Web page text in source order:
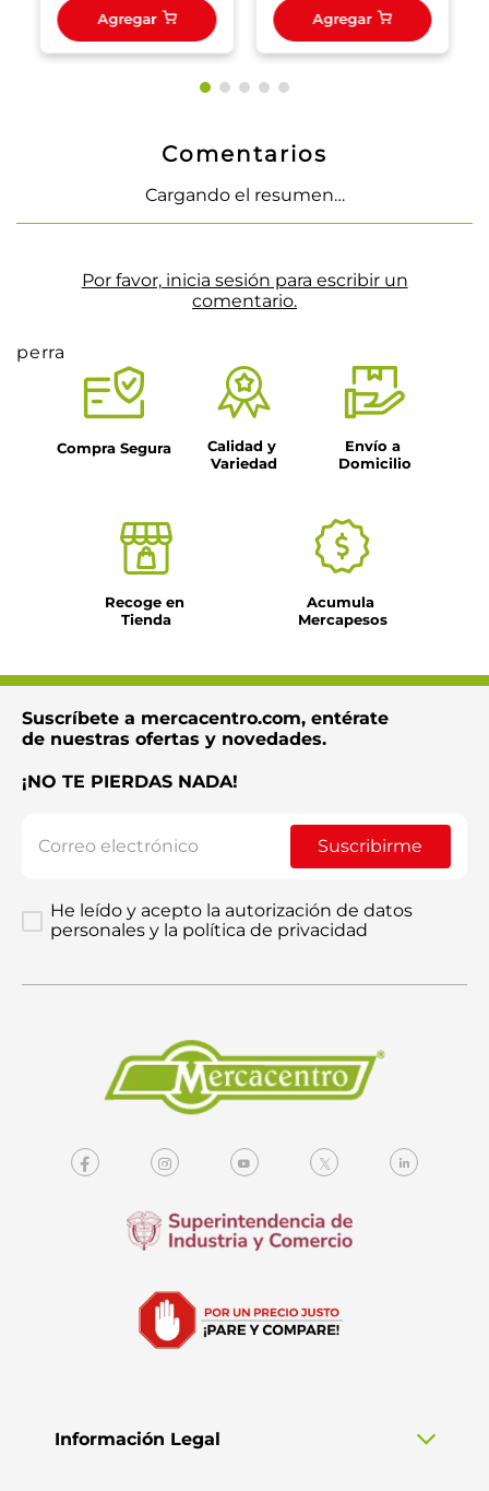
Agregar Agregar
Comentarios
Cargando el resumen…
Por favor, inicia sesión para escribir un
comentario.
perra
Compra Segura
Calidad y
Variedad
Envío a
Domicilio
Recoge en
Tienda
Acumula
Mercapesos
Suscríbete a mercacentro.com, entérate
de nuestras ofertas y novedades.
¡NO TE PIERDAS NADA!
Suscribirme
He leído y acepto la autorización de datos
personales y la política de privacidad
Información Legal